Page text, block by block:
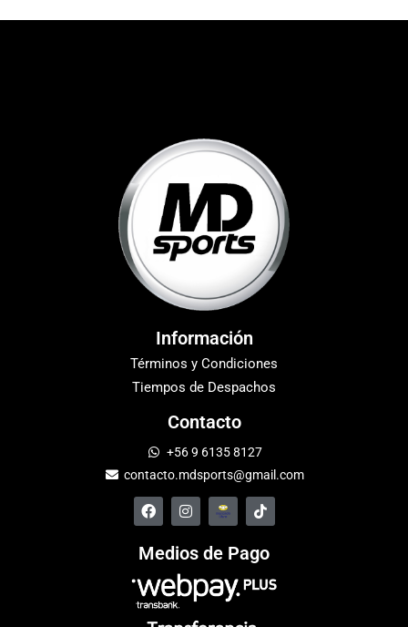
Información
Términos y Condiciones
Tiempos de Despachos
Contacto
+56 9 6135 8127
contacto.mdsports@gmail.com
Medios de Pago